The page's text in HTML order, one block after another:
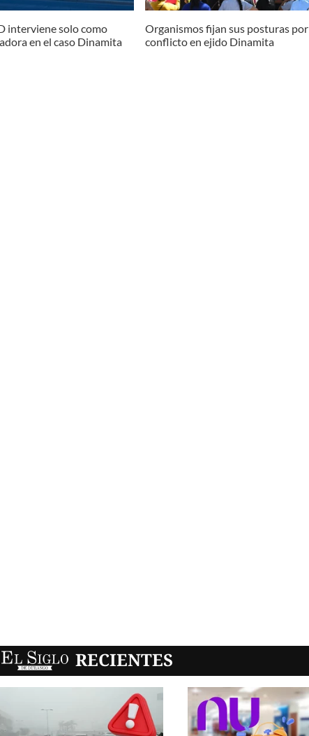
interviene solo como
en el caso Dinamita
Organismos fijan sus posturas por
conflicto en ejido Dinamita
EL SIGLO RECIENTES